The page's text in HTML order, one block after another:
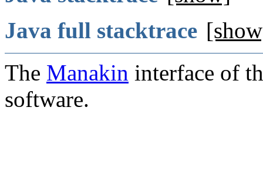
Java full stacktrace
The Manakin interface of
software.